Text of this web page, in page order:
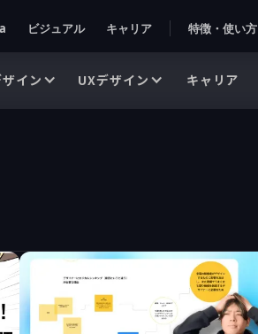
ビジュアル キャリア 特徴・使い方
イン UXデザイン キャリア